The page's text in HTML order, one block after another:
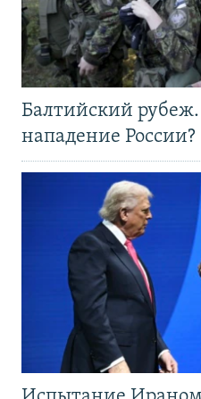
Балтийский
нападение России?